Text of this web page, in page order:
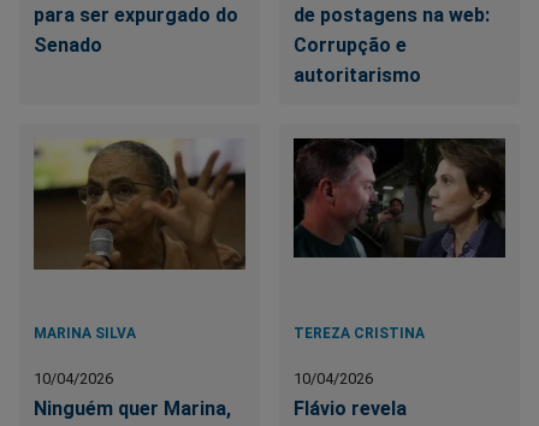
para ser expurgado do
Senado
de postagens na web:
Corrupção e
autoritarismo
MARINA SILVA
10/04/2026
Ninguém quer Marina,
TEREZA CRISTINA
10/04/2026
Flávio revela